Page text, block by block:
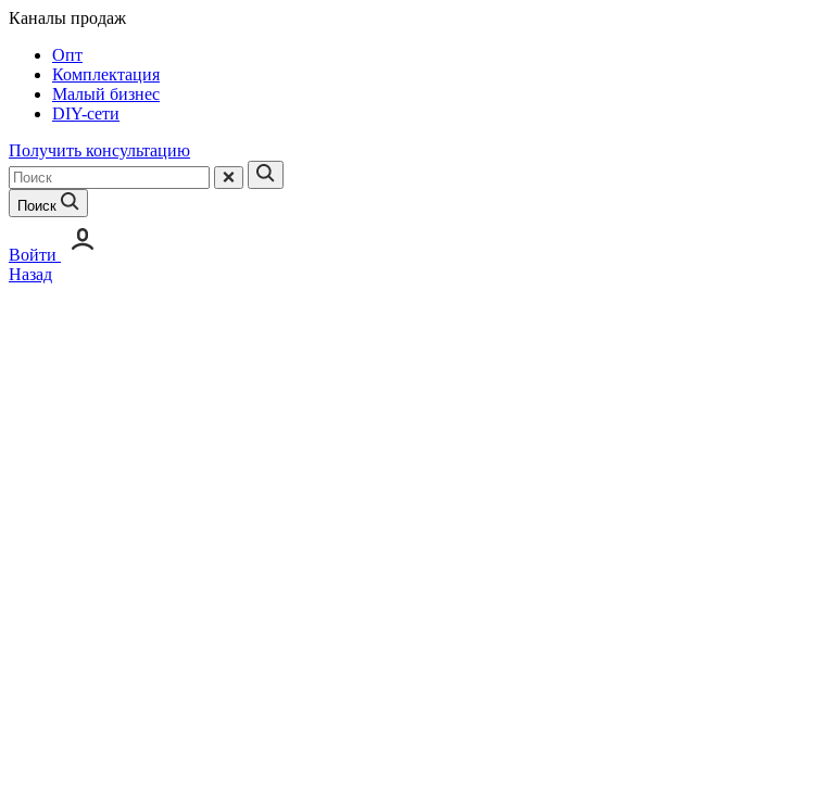
Каналы продаж
Опт
Комплектация
Малый бизнес
DIY-сети
Получить консультацию
Поиск
Войти
Назад